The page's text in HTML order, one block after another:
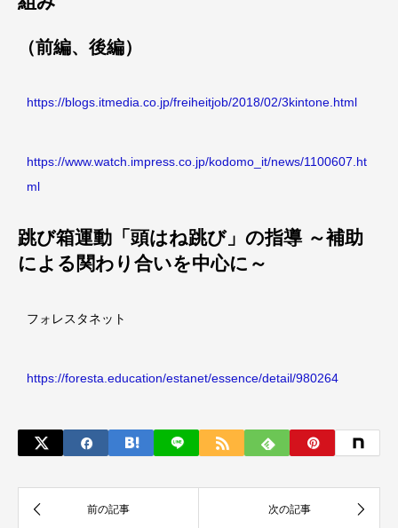
（前編、後編）
https://blogs.itmedia.co.jp/freiheitjob/2018/02/3kintone.html
https://www.watch.impress.co.jp/kodomo_it/news/1100607.ht
ml
跳び箱運動「頭はね跳び」の指導 ～補助
による関わり合いを中心に～
フォレスタネット
https://foresta.education/estanet/essence/detail/980264